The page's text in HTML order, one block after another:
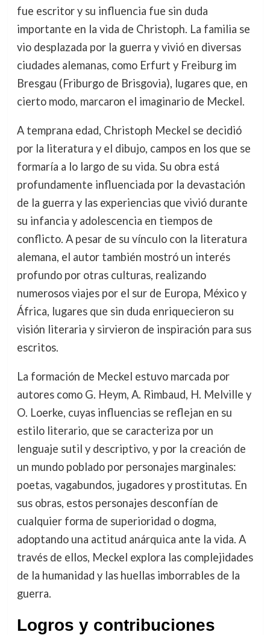
fue escritor y su influencia fue sin duda
importante en la vida de Christoph. La familia se
vio desplazada por la guerra y vivió en diversas
ciudades alemanas, como Erfurt y Freiburg im
Bresgau (Friburgo de Brisgovia), lugares que, en
cierto modo, marcaron el imaginario de Meckel.
A temprana edad, Christoph Meckel se decidió
por la literatura y el dibujo, campos en los que se
formaría a lo largo de su vida. Su obra está
profundamente influenciada por la devastación
de la guerra y las experiencias que vivió durante
su infancia y adolescencia en tiempos de
conflicto. A pesar de su vínculo con la literatura
alemana, el autor también mostró un interés
profundo por otras culturas, realizando
numerosos viajes por el sur de Europa, México y
África, lugares que sin duda enriquecieron su
visión literaria y sirvieron de inspiración para sus
escritos.
La formación de Meckel estuvo marcada por
autores como G. Heym, A. Rimbaud, H. Melville y
O. Loerke, cuyas influencias se reflejan en su
estilo literario, que se caracteriza por un
lenguaje sutil y descriptivo, y por la creación de
un mundo poblado por personajes marginales:
poetas, vagabundos, jugadores y prostitutas. En
sus obras, estos personajes desconfían de
cualquier forma de superioridad o dogma,
adoptando una actitud anárquica ante la vida. A
través de ellos, Meckel explora las complejidades
de la humanidad y las huellas imborrables de la
guerra.
Logros y contribuciones